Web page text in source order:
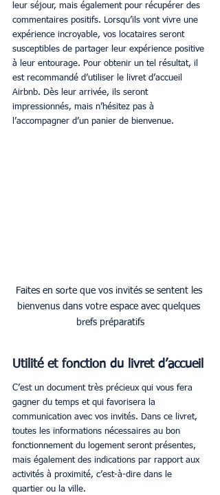
leur séjour, mais également pour récupérer des
commentaires positifs. Lorsqu’ils vont vivre une
expérience incroyable, vos locataires seront
susceptibles de partager leur expérience positive
à leur entourage. Pour obtenir un tel résultat, il
est recommandé d’utiliser le livret d’accueil
Airbnb. Dès leur arrivée, ils seront
impressionnés, mais n’hésitez pas à
l’accompagner d’un panier de bienvenue.
Faites en sorte que vos invités se sentent les
bienvenus dans votre espace avec quelques
brefs préparatifs
Utilité et fonction du livret d’accueil
C’est un document très précieux qui vous fera
gagner du temps et qui favorisera la
communication avec vos invités. Dans ce livret,
toutes les informations nécessaires au bon
fonctionnement du logement seront présentes,
mais également des indications par rapport aux
activités à proximité, c’est-à-dire dans le
quartier ou la ville.